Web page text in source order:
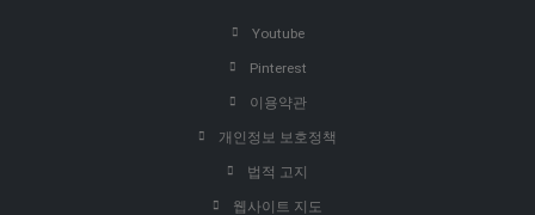
Youtube
Pinterest
이용약관
개인정보 보호정책
법적 고지
웹사이트 지도